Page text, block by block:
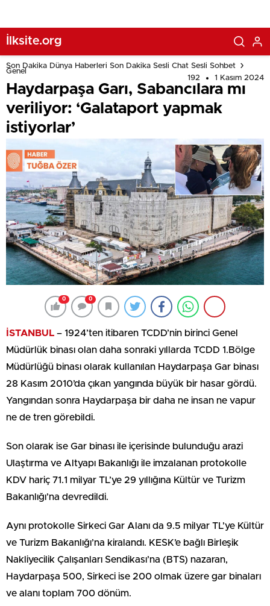
İlksite.org
Son Dakika Dünya Haberleri Son Dakika Sesli Chat Sesli Sohbet
Genel
192
1 Kasım 2024
Haydarpaşa Garı, Sabancılara mı
veriliyor: ‘Galataport yapmak
istiyorlar’
0 0
İSTANBUL – 1924’ten itibaren TCDD’nin birinci Genel
Müdürlük binası olan daha sonraki yıllarda TCDD 1.Bölge
Müdürlüğü binası olarak kullanılan Haydarpaşa Gar binası
28 Kasım 2010’da çıkan yangında büyük bir hasar gördü.
Yangından sonra Haydarpaşa bir daha ne insan ne vapur
ne de tren görebildi.
Son olarak ise Gar binası ile içerisinde bulunduğu arazi
Ulaştırma ve Altyapı Bakanlığı ile imzalanan protokolle
KDV hariç 71.1 milyar TL’ye 29 yıllığına Kültür ve Turizm
Bakanlığı’na devredildi.
Aynı protokolle Sirkeci Gar Alanı da 9.5 milyar TL’ye Kültür
ve Turizm Bakanlığı’na kiralandı. KESK’e bağlı Birleşik
Nakliyecilik Çalışanları Sendikası’na (BTS) nazaran,
Haydarpaşa 500, Sirkeci ise 200 olmak üzere gar binaları
ve alanı toplam 700 dönüm.